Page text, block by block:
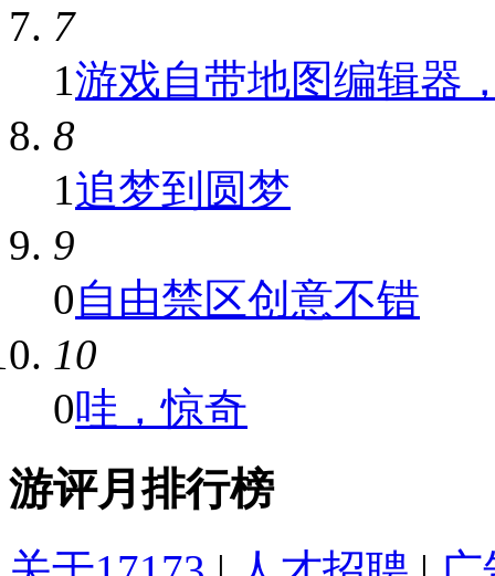
7
1游戏自带地图编辑器
8
1 追梦到圆梦
9
0自由禁区创意不错
10
0哇，惊奇
游评月排行榜